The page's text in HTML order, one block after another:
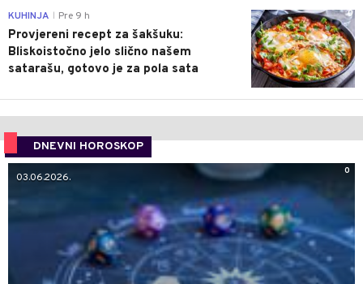
0
KUHINJA Pre 9 h
Provjereni recept za šakšuku:
Bliskoistočno jelo slično našem
satarašu, gotovo je za pola sata
DNEVNI HOROSKOP
0
03.06.2026.